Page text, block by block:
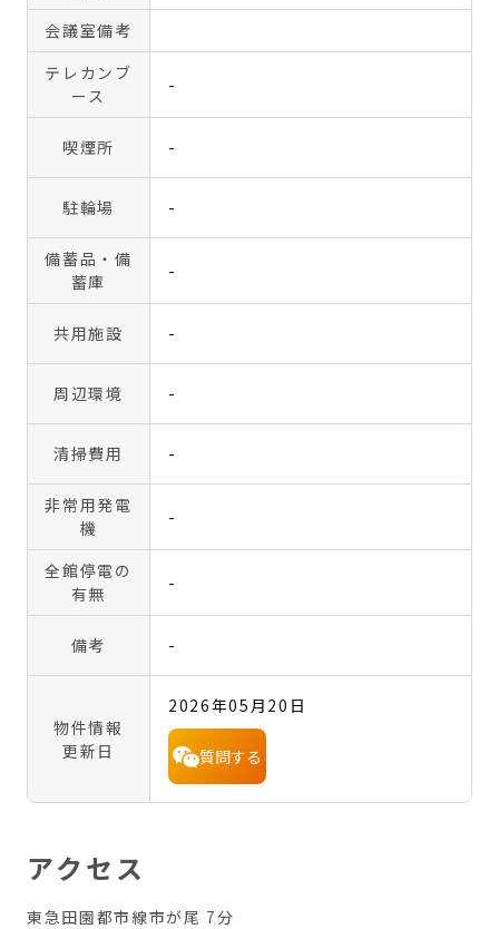
会議室備考
テレカンブ
ース
-
喫煙所 -
駐輪場 -
備蓄品・備
蓄庫
-
共用施設 -
周辺環境 -
清掃費用 -
非常用発電
機
-
全館停電の
有無
-
備考 -
物件情報
更新日
2026年05月20日
質問する
アクセス
東急田園都市線市が尾 7分